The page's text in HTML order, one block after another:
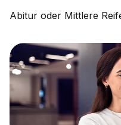
Abitur oder Mittlere